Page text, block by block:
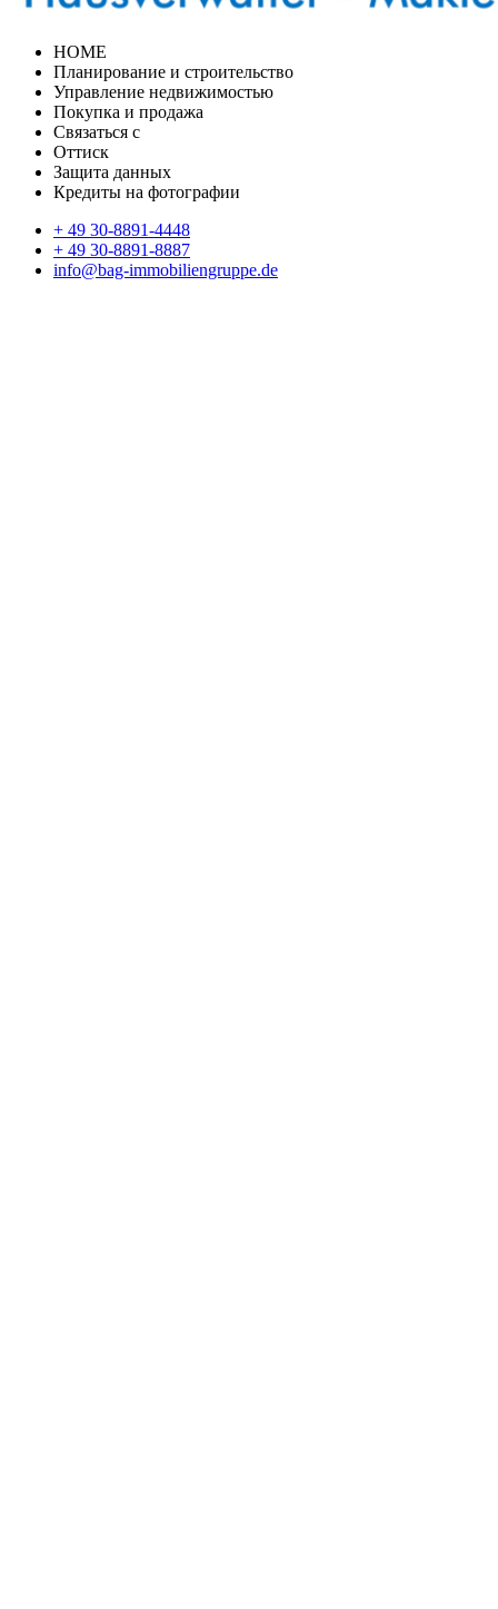
HOME
Планирование и строительство
Управление недвижимостью
Покупка и продажа
Связаться с
Оттиск
Защита данных
Кредиты на фотографии
+ 49 30-8891-4448
+ 49 30-8891-8887
info@bag-immobiliengruppe.de